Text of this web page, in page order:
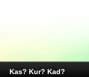
Kas? Kur? Kad?